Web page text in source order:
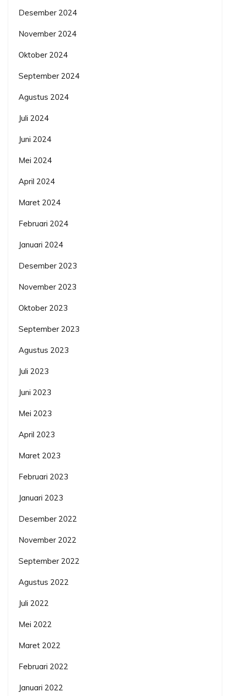
Desember 2024
November 2024
Oktober 2024
September 2024
Agustus 2024
Juli 2024
Juni 2024
Mei 2024
April 2024
Maret 2024
Februari 2024
Januari 2024
Desember 2023
November 2023
Oktober 2023
September 2023
Agustus 2023
Juli 2023
Juni 2023
Mei 2023
April 2023
Maret 2023
Februari 2023
Januari 2023
Desember 2022
November 2022
September 2022
Agustus 2022
Juli 2022
Mei 2022
Maret 2022
Februari 2022
Januari 2022